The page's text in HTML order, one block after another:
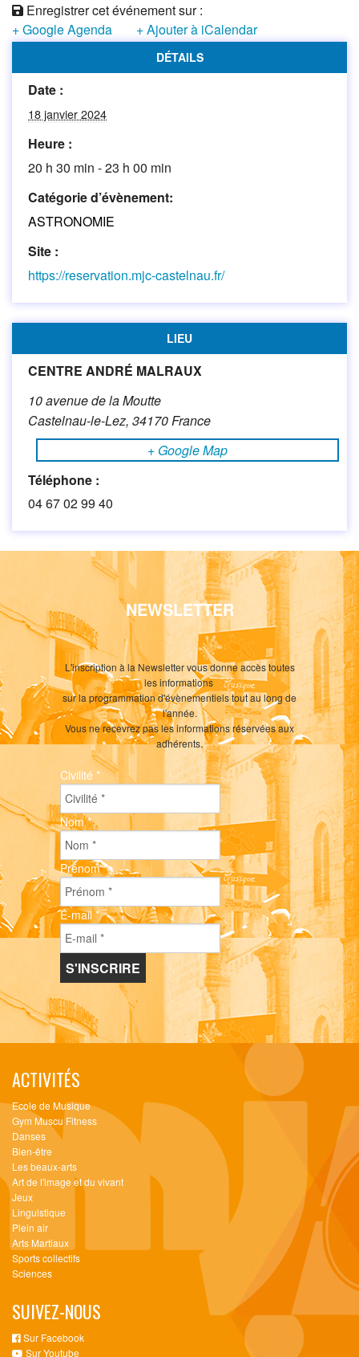
Enregistrer cet événement sur :
+ Google Agenda
+ Ajouter à iCalendar
DÉTAILS
Date :
18 janvier 2024
Heure :
20 h 30 min - 23 h 00 min
Catégorie d’évènement:
ASTRONOMIE
Site :
https://reservation.mjc-castelnau.fr/
LIEU
CENTRE ANDRÉ MALRAUX
10 avenue de la Moutte
Castelnau-le-Lez, 34170France
+ Google Map
Téléphone :
04 67 02 99 40
NEWSLETTER
L'inscription à la Newsletter vous donne accès toutes
les informations
sur la programmation d'évènementiels tout au long de
l'année.
Vous ne recevrez pas les informations réservées aux
adhérents.
Civilité *
Nom*
Prénom*
E-mail*
ACTIVITÉS
Ecole de Musique
Gym Muscu Fitness
Danses
Bien-être
Les beaux-arts
Art de l'image et du vivant
Jeux
Linguistique
Plein air
Arts Martiaux
Sports collectifs
Sciences
SUIVEZ-NOUS
Sur Facebook
Sur Youtube